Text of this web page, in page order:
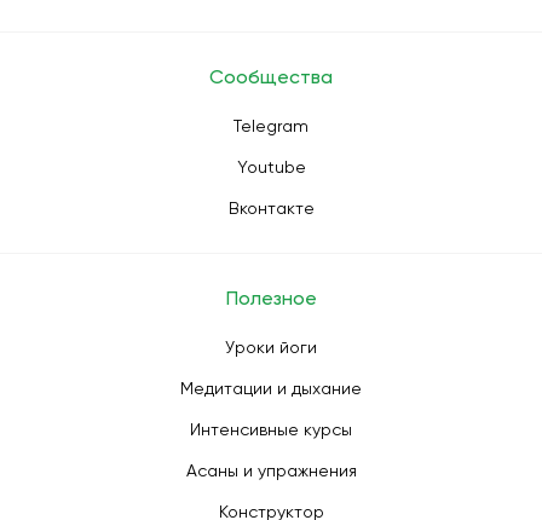
Сообщества
Telegram
Youtube
Вконтакте
Полезное
Уроки йоги
Медитации и дыхание
Интенсивные курсы
Асаны и упражнения
Конструктор